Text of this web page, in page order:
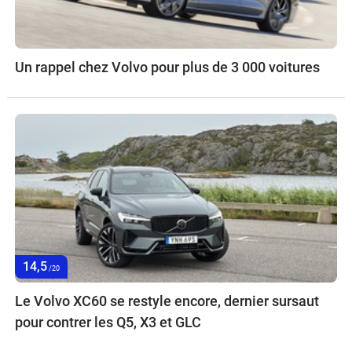
Un rappel chez Volvo pour plus de 3 000 voitures
14,5 /20
Le Volvo XC60 se restyle encore, dernier sursaut
pour contrer les Q5, X3 et GLC